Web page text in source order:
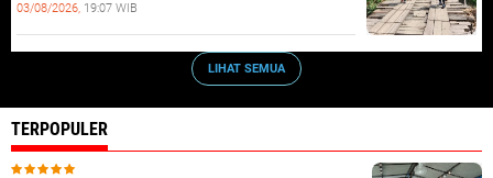
03/08/2026, 19:07 WIB
LIHAT SEMUA
TERPOPULER